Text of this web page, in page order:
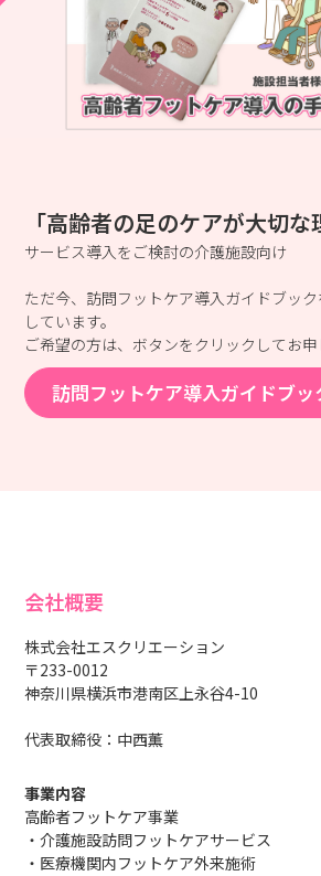
「高齢者の足のケアが大切な
サービス導入をご検討の介護施設向け
ただ今、訪問フットケア導入ガイドブッ
しています。
ご希望の方は、ボタンをクリックしてお申
訪問フットケア導入ガイドブッ
会社概要
株式会社エスクリエーション
〒233-0012
神奈川県横浜市港南区上永谷4-10
代表取締役：中西薫
事業内容
高齢者フットケア事業
・介護施設訪問フットケアサービス
・医療機関内フットケア外来施術